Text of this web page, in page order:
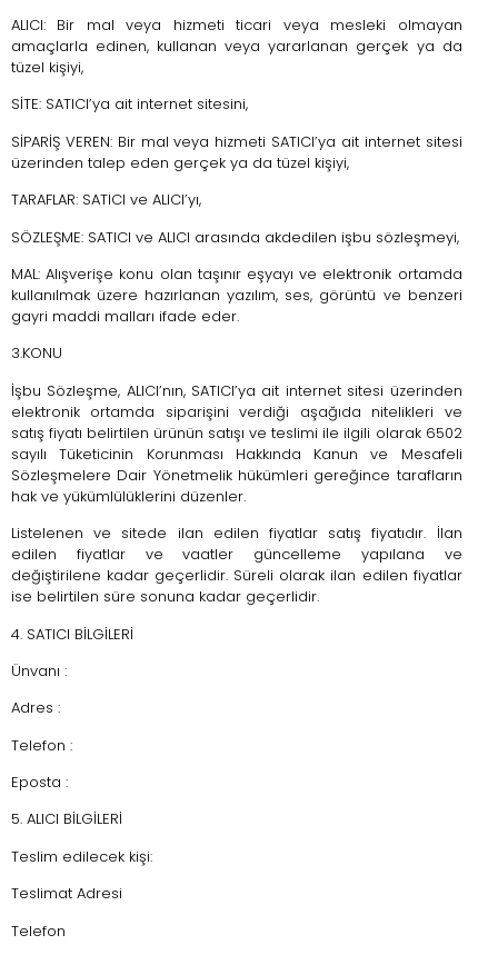
ALICI: Bir mal veya hizmeti ticari veya mesleki olmayan
amaçlarla edinen, kullanan veya yararlanan gerçek ya da
tüzel kişiyi,
SİTE: SATICI’ya ait internet sitesini,
SİPARİŞ VEREN: Bir mal veya hizmeti SATICI’ya ait internet sitesi
üzerinden talep eden gerçek ya da tüzel kişiyi,
TARAFLAR: SATICI ve ALICI’yı,
SÖZLEŞME: SATICI ve ALICI arasında akdedilen işbu sözleşmeyi,
MAL: Alışverişe konu olan taşınır eşyayı ve elektronik ortamda
kullanılmak üzere hazırlanan yazılım, ses, görüntü ve benzeri
gayri maddi malları ifade eder.
3.KONU
İşbu Sözleşme, ALICI’nın, SATICI’ya ait internet sitesi üzerinden
elektronik ortamda siparişini verdiği aşağıda nitelikleri ve
satış fiyatı belirtilen ürünün satışı ve teslimi ile ilgili olarak 6502
sayılı Tüketicinin Korunması Hakkında Kanun ve Mesafeli
Sözleşmelere Dair Yönetmelik hükümleri gereğince tarafların
hak ve yükümlülüklerini düzenler.
Listelenen ve sitede ilan edilen fiyatlar satış fiyatıdır. İlan
edilen fiyatlar ve vaatler güncelleme yapılana ve
değiştirilene kadar geçerlidir. Süreli olarak ilan edilen fiyatlar
ise belirtilen süre sonuna kadar geçerlidir.
4. SATICI BİLGİLERİ
Ünvanı :
Adres :
Telefon :
Eposta :
5. ALICI BİLGİLERİ
Teslim edilecek kişi:
Teslimat Adresi
Telefon